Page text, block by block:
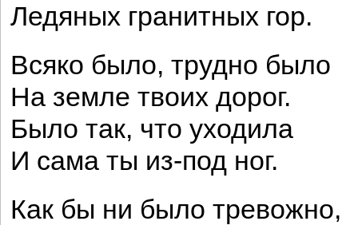
Ледяных гранитных гор.
Всяко было, трудно было
На земле твоих дорог.
Было так, что уходила
И сама ты из-под ног.
Как бы ни было тревожно,